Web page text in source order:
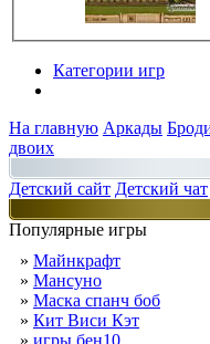
Категории игр
На главную Аркады
двоих
Детский сайт Детский чат
Популярные игры
» Майнкрафт
» Мансуно
» Маска спанч боб
» Кит Виси Кэт
» игры бен10